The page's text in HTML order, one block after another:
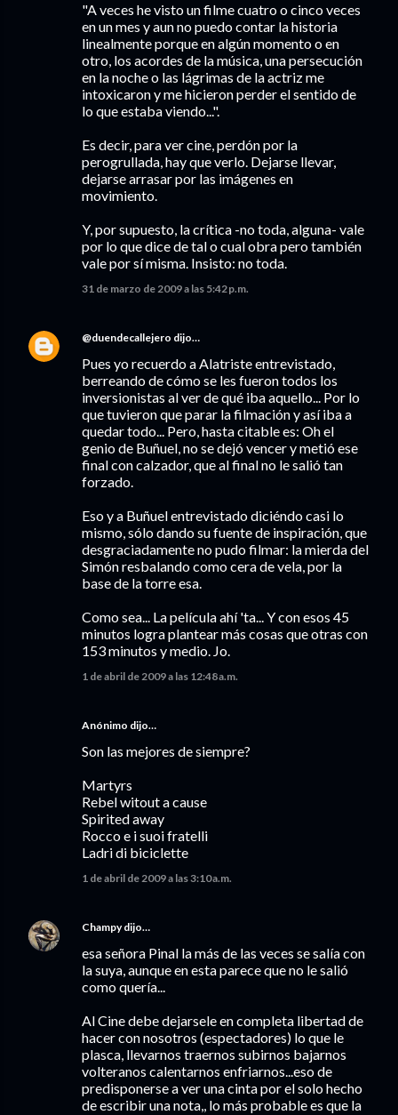
"A veces he visto un filme cuatro o cinco veces
en un mes y aun no puedo contar la historia
linealmente porque en algún momento o en
otro, los acordes de la música, una persecución
en la noche o las lágrimas de la actriz me
intoxicaron y me hicieron perder el sentido de
lo que estaba viendo...".
Es decir, para ver cine, perdón por la
perogrullada, hay que verlo. Dejarse llevar,
dejarse arrasar por las imágenes en
movimiento.
Y, por supuesto, la crítica -no toda, alguna- vale
por lo que dice de tal o cual obra pero también
vale por sí misma. Insisto: no toda.
31 de marzo de 2009 a las 5:42 p.m.
@duendecallejero dijo…
Pues yo recuerdo a Alatriste entrevistado,
berreando de cómo se les fueron todos los
inversionistas al ver de qué iba aquello... Por lo
que tuvieron que parar la filmación y así iba a
quedar todo... Pero, hasta citable es: Oh el
genio de Buñuel, no se dejó vencer y metió ese
final con calzador, que al final no le salió tan
forzado.
Eso y a Buñuel entrevistado diciéndo casi lo
mismo, sólo dando su fuente de inspiración, que
desgraciadamente no pudo filmar: la mierda del
Simón resbalando como cera de vela, por la
base de la torre esa.
Como sea... La película ahí 'ta... Y con esos 45
minutos logra plantear más cosas que otras con
153 minutos y medio. Jo.
1 de abril de 2009 a las 12:48 a.m.
Anónimo dijo…
Son las mejores de siempre?
Martyrs
Rebel witout a cause
Spirited away
Rocco e i suoi fratelli
Ladri di biciclette
1 de abril de 2009 a las 3:10 a.m.
Champydijo…
esa señora Pinal la más de las veces se salía con
la suya, aunque en esta parece que no le salió
como quería...
Al Cine debe dejarsele en completa libertad de
hacer con nosotros (espectadores) lo que le
plasca, llevarnos traernos subirnos bajarnos
volteranos calentarnos enfriarnos...eso de
predisponerse a ver una cinta por el solo hecho
de escribir una nota,, lo más probable es que la